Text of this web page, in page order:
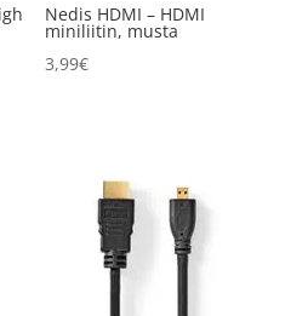
Nedis HDMI – HDMI
miniliitin, musta
3,99€